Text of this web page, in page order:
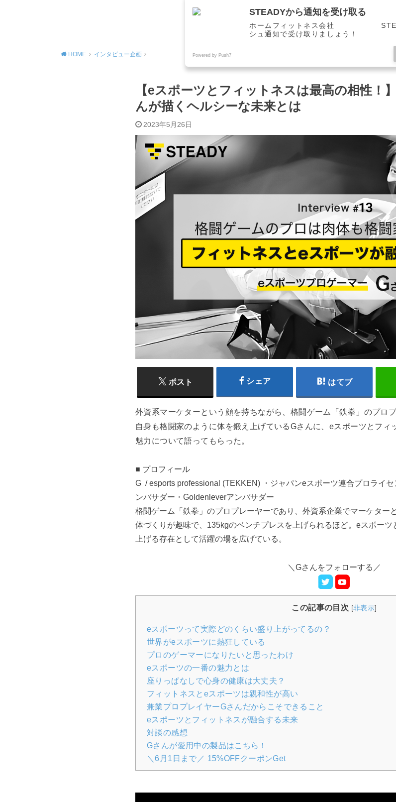
HOME インタビュー企画
【eスポーツとフィットネスは最高の相性！
んが描くヘルシーな未来とは
2023年5月26日
ポスト シェア はてブ
外資系マーケターという顔を持ちながら、格闘ゲーム「鉄拳」のプロ
自身も格闘家のように体を鍛え上げているGさんに、eスポーツとフ
魅力について語ってもらった。
■ プロフィール
G /esports professional (TEKKEN) ・ ジャパンeスポーツ連合プロライセ
ンバサダー・Goldenleverアンバサダー
格闘ゲーム「鉄拳」のプロプレーヤーであり、外資系企業でマーケター
体づくりが趣味で、135kgのベンチプレスを上げられるほど。 eスポーツ
上げる存在として活躍の場を広げている。
＼ Gさんをフォローする／
この記事の目次 [非表示]
eスポーツって実際どのくらい盛り上がってるの？
世界がeスポーツに熱狂している
プロのゲーマーになりたいと思ったわけ
eスポーツの一番の魅力とは
座りっぱなしで心身の健康は大丈夫？
フィットネスとeスポーツは親和性が高い
兼業プロプレイヤーGさんだからこそできること
eスポーツとフィットネスが融合する未来
対談の感想
Gさんが愛用中の製品はこちら！
＼6月1日まで／ 15%OFFクーポンGet
STEADYから通知を受け取る
ホームフィットネス会社
シュ通知で受け取りましょう！
Powered by Push7